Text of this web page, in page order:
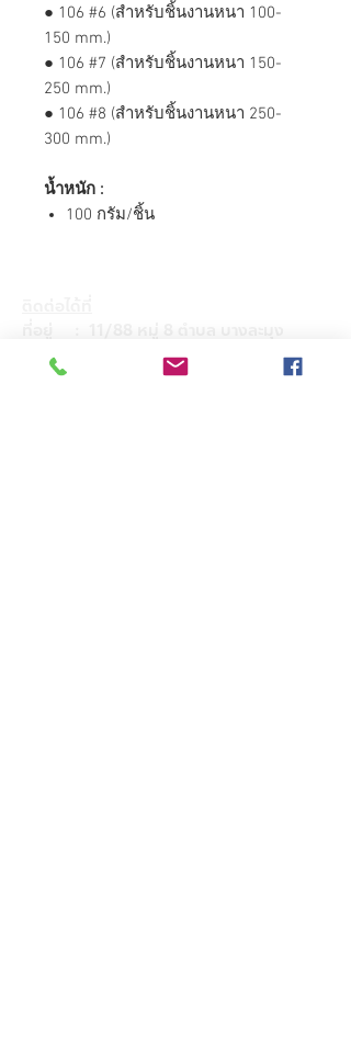
● 106 #6 (สำหรับชิ้นงานหนา 100-
150 mm.)
● 106 #7 (สำหรับชิ้นงานหนา 150-
250 mm.)
● 106 #8 (สำหรับชิ้นงานหนา 250-
300 mm.)
น้ำหนัก :
100 กรัม/ชิ้น
ที่อยู่ : 11/88 หมู่ 8 ตำบล บางละมุง
อำเภอ บางละมุง จังหวัด ชลบุรี 20150
โทร :
+66(0)83- 644 -4156